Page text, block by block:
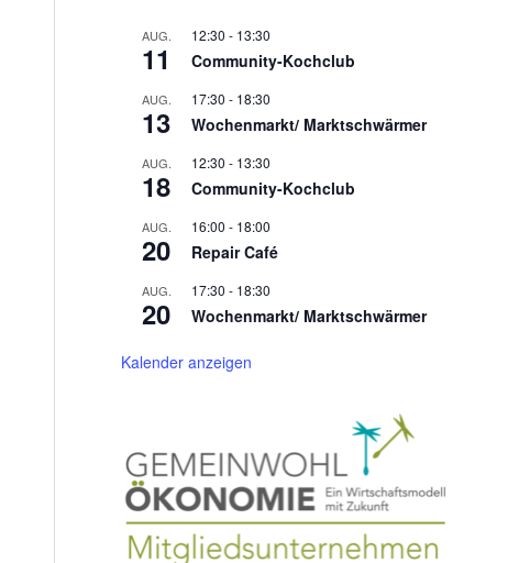
AUG.
11
12:30 - 13:30
Community-Kochclub
AUG.
13
17:30 - 18:30
Wochenmarkt/ Marktschwärmer
AUG.
18
12:30 - 13:30
Community-Kochclub
AUG.
20
16:00 - 18:00
Repair Café
AUG.
20
17:30 - 18:30
Wochenmarkt/ Marktschwärmer
Kalender anzeigen